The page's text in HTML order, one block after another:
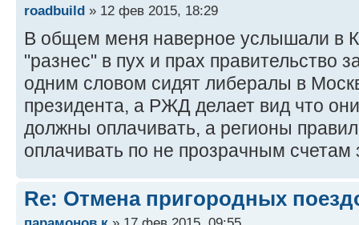
roadbuild » 12 фев 2015, 18:29
В общем меня наверное услышали в
"разнес" в пух и прах правительство
одним словом сидят либералы в
президента, а РЖД делает вид что
должны оплачивать, а регионы
оплачивать по не прозрачным счетам
Re: Отмена пригородных